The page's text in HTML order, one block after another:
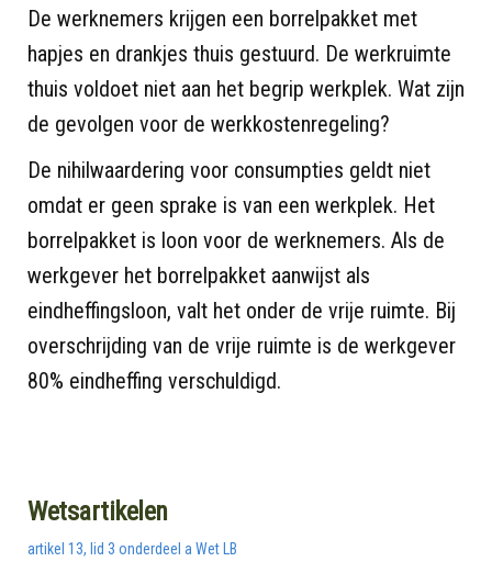
De werknemers krijgen een borrelpakket met
hapjes en drankjes thuis gestuurd. De werkruimte
thuis voldoet niet aan het begrip werkplek. Wat zijn
de gevolgen voor de werkkostenregeling?
De nihilwaardering voor consumpties geldt niet
omdat er geen sprake is van een werkplek. Het
borrelpakket is loon voor de werknemers. Als de
werkgever het borrelpakket aanwijst als
eindheffingsloon, valt het onder de vrije ruimte. Bij
overschrijding van de vrije ruimte is de werkgever
80% eindheffing verschuldigd.
Wetsartikelen
artikel 13, lid 3 onderdeel a Wet LB